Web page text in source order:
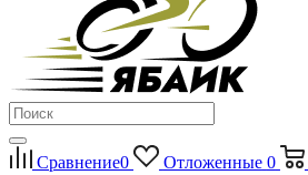
Сравнение0 Отложенные 0